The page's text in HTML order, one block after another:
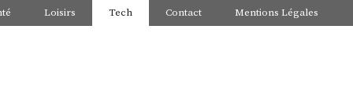
Loisirs Tech Contact Mentions Légales